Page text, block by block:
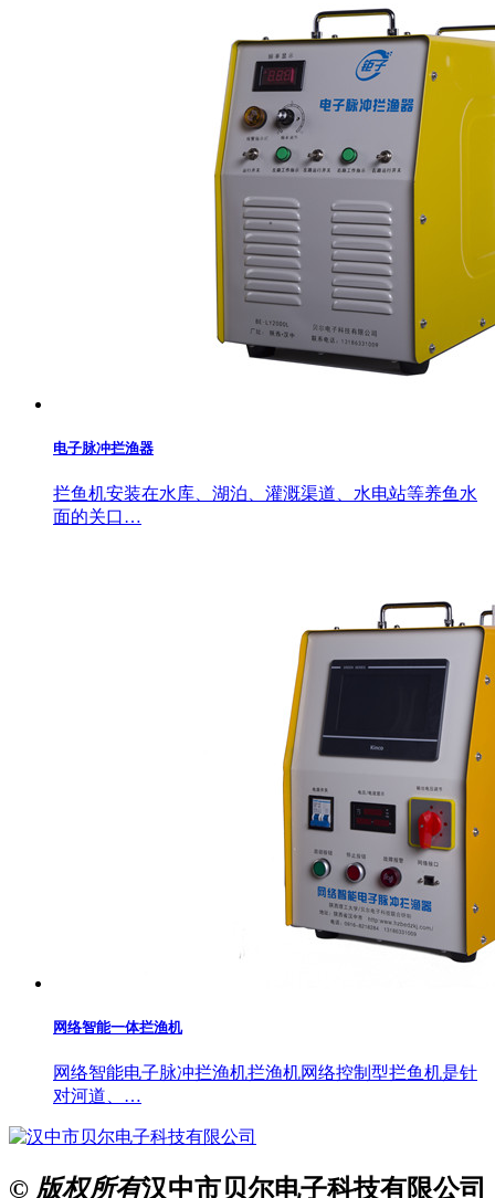
电子脉冲拦渔器
拦鱼机安装在水库、湖泊、灌溉渠道、水电站等养鱼水
面的关口…
网络智能一体拦渔机
网络智能电子脉冲拦渔机拦渔机网络控制型拦鱼机是针
对河道、…
© 版权所有汉中市贝尔电子科技有限公司